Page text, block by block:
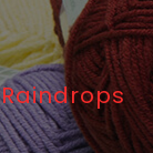
Raindrops